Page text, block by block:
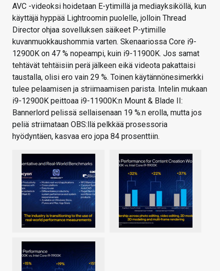
AVC -videoksi hoidetaan E-ytimillä ja mediayksiköllä, kun
käyttäjä hyppää Lightroomin puolelle, jolloin Thread
Director ohjaa sovelluksen säikeet P-ytimille
kuvanmuokkaushommia varten. Skenaariossa Core i9-
12900K on 47 % nopeampi, kuin i9-11900K. Jos samat
tehtävät tehtäisiin perä jälkeen eikä videota pakattaisi
taustalla, olisi ero vain 29 %. Toinen käytännönesimerkki
tulee pelaamisen ja striimaamisen parista. Intelin mukaan
i9-12900K peittoaa i9-11900K:n Mount & Blade II:
Bannerlord pelissä sellaisenaan 19 %:n erolla, mutta jos
peliä striimataan OBS:llä pelkkää prosessoria
hyödyntäen, kasvaa ero jopa 84 prosenttiin.